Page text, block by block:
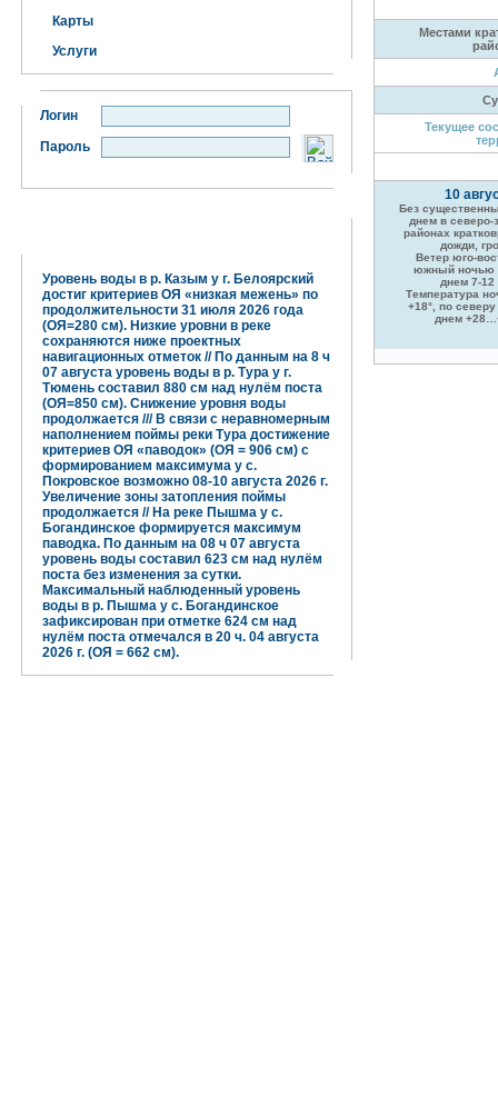
Карты
Услуги
Логин
Пароль
Уровень воды в р. Казым у г. Белоярский
достиг критериев ОЯ «низкая межень» по
продолжительности 31 июля 2026 года
(ОЯ=280 см). Низкие уровни в реке
сохраняются ниже проектных
навигационных отметок // По данным на 8 ч
07 августа уровень воды в р. Тура у г.
Тюмень составил 880 см над нулём поста
(ОЯ=850 см). Снижение уровня воды
продолжается /// В связи с неравномерным
наполнением поймы реки Тура достижение
критериев ОЯ «паводок» (ОЯ = 906 см) с
формированием максимума у с.
Покровское возможно 08-10 августа 2026 г.
Увеличение зоны затопления поймы
продолжается // На реке Пышма у с.
Богандинское формируется максимум
паводка. По данным на 08 ч 07 августа
уровень воды составил 623 см над нулём
поста без изменения за сутки.
Максимальный наблюденный уровень
воды в р. Пышма у с. Богандинское
зафиксирован при отметке 624 см над
нулём поста отмечался в 20 ч. 04 августа
2026 г. (ОЯ = 662 см).
Местами
Текущее
10
Без
днем в северо-
районах
дожди,
Ветер юго-
южный ночью
днем 7-12
Температура
+18°, по
днем